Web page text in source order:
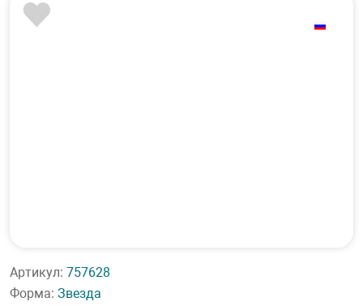
Артикул: 757628
Форма: Звезда